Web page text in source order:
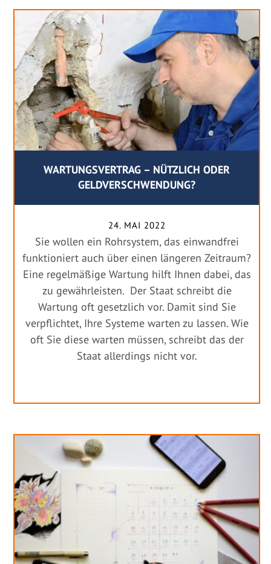
WARTUNGSVERTRAG – NÜTZLICH ODER
GELDVERSCHWENDUNG?
24. MAI 2022
Sie wollen ein Rohrsystem, das einwandfrei
funktioniert auch über einen längeren Zeitraum?
Eine regelmäßige Wartung hilft Ihnen dabei, das
zu gewährleisten. Der Staat schreibt die
Wartung oft gesetzlich vor. Damit sind Sie
verpflichtet, Ihre Systeme warten zu lassen. Wie
oft Sie diese warten müssen, schreibt das der
Staat allerdings nicht vor.